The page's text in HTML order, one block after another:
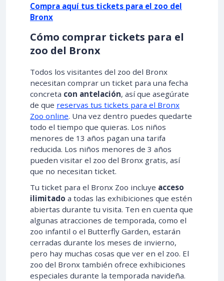
Compra aquí tus tickets para el zoo del
Bronx
Cómo comprar tickets para el
zoo del Bronx
Todos los visitantes del zoo del Bronx
necesitan comprar un ticket para una fecha
concreta con antelación, así que asegúrate
de que reservas tus tickets para el Bronx
Zoo online. Una vez dentro puedes quedarte
todo el tiempo que quieras. Los niños
menores de 13 años pagan una tarifa
reducida. Los niños menores de 3 años
pueden visitar el zoo del Bronx gratis, así
que no necesitan ticket.
Tu ticket para el Bronx Zoo incluye acceso
ilimitado a todas las exhibiciones que estén
abiertas durante tu visita. Ten en cuenta que
algunas atracciones de temporada, como el
zoo infantil o el Butterfly Garden, estarán
cerradas durante los meses de invierno,
pero hay muchas cosas que ver en el zoo. El
zoo del Bronx también ofrece exhibiciones
especiales durante la temporada navideña.